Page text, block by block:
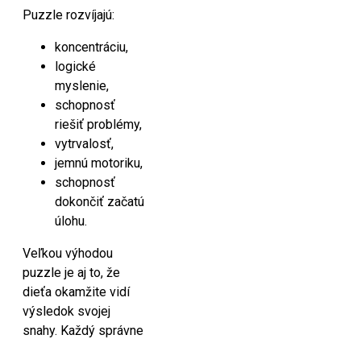
Puzzle rozvíjajú:
koncentráciu,
logické
myslenie,
schopnosť
riešiť problémy,
vytrvalosť,
jemnú motoriku,
schopnosť
dokončiť začatú
úlohu.
Veľkou výhodou
puzzle je aj to, že
dieťa okamžite vidí
výsledok svojej
snahy. Každý správne